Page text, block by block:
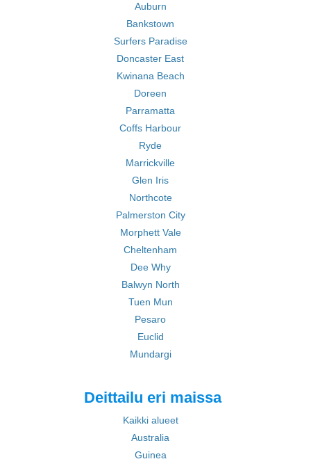
Auburn
Bankstown
Surfers Paradise
Doncaster East
Kwinana Beach
Doreen
Parramatta
Coffs Harbour
Ryde
Marrickville
Glen Iris
Northcote
Palmerston City
Morphett Vale
Cheltenham
Dee Why
Balwyn North
Tuen Mun
Pesaro
Euclid
Mundargi
Deittailu eri maissa
Kaikki alueet
Australia
Guinea